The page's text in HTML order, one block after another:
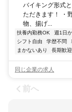
バイキング形式
ただきます！ ・
物、揚げ...
扶養内勤務OK 週1日
シフト自由
学歴不問
まかないあり
長期歓迎
同じ企業の求人
前へ